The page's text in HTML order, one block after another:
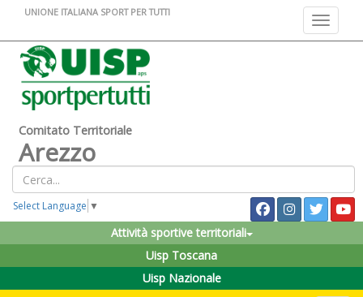
Toggle
UNIONE ITALIANA SPORT PER TUTTI
Comitato Territoriale
Arezzo
Select Language ▼
Attività sportive territoriali
Uisp Toscana
Uisp Nazionale